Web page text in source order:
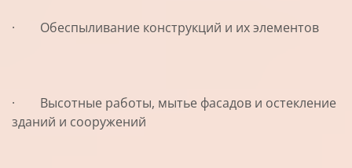
· Обеспыливание конструкций и их элементов
· Высотные работы, мытье фасадов и остекление
зданий и сооружений